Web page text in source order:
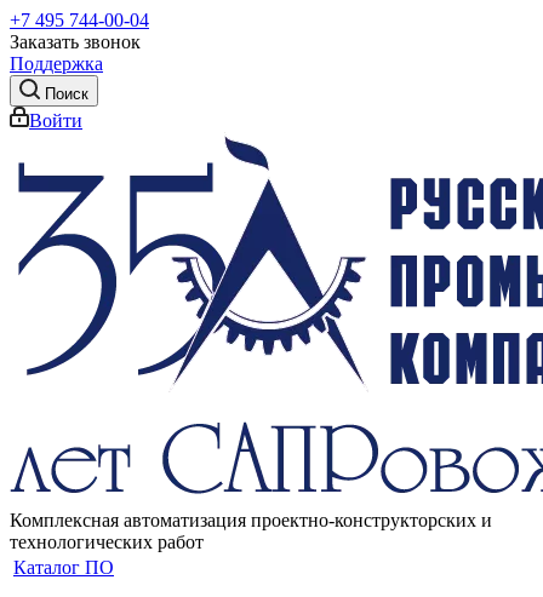
+7 495 744-00-04
Заказать звонок
Поддержка
Поиск
Войти
Комплексная автоматизация проектно-конструкторских и
технологических работ
Каталог ПО